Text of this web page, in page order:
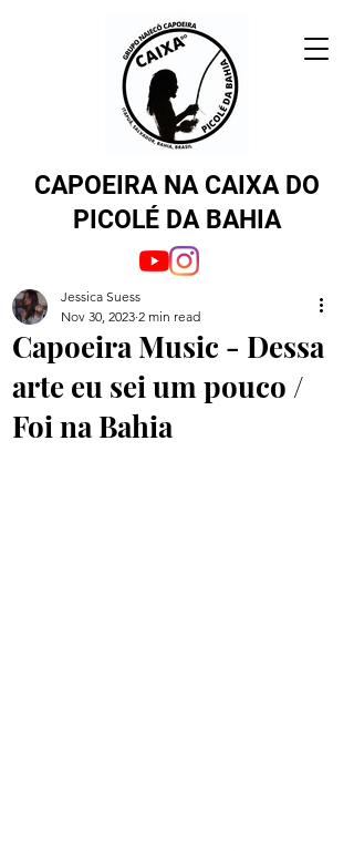
CAPOEIRA NA CAIXA DO
PICOLÉ DA BAHIA
Capoeira Music - Dessa
arte eu sei um pouco /
Foi na Bahia
Jessica Suess
Nov 30, 2023 2 min read